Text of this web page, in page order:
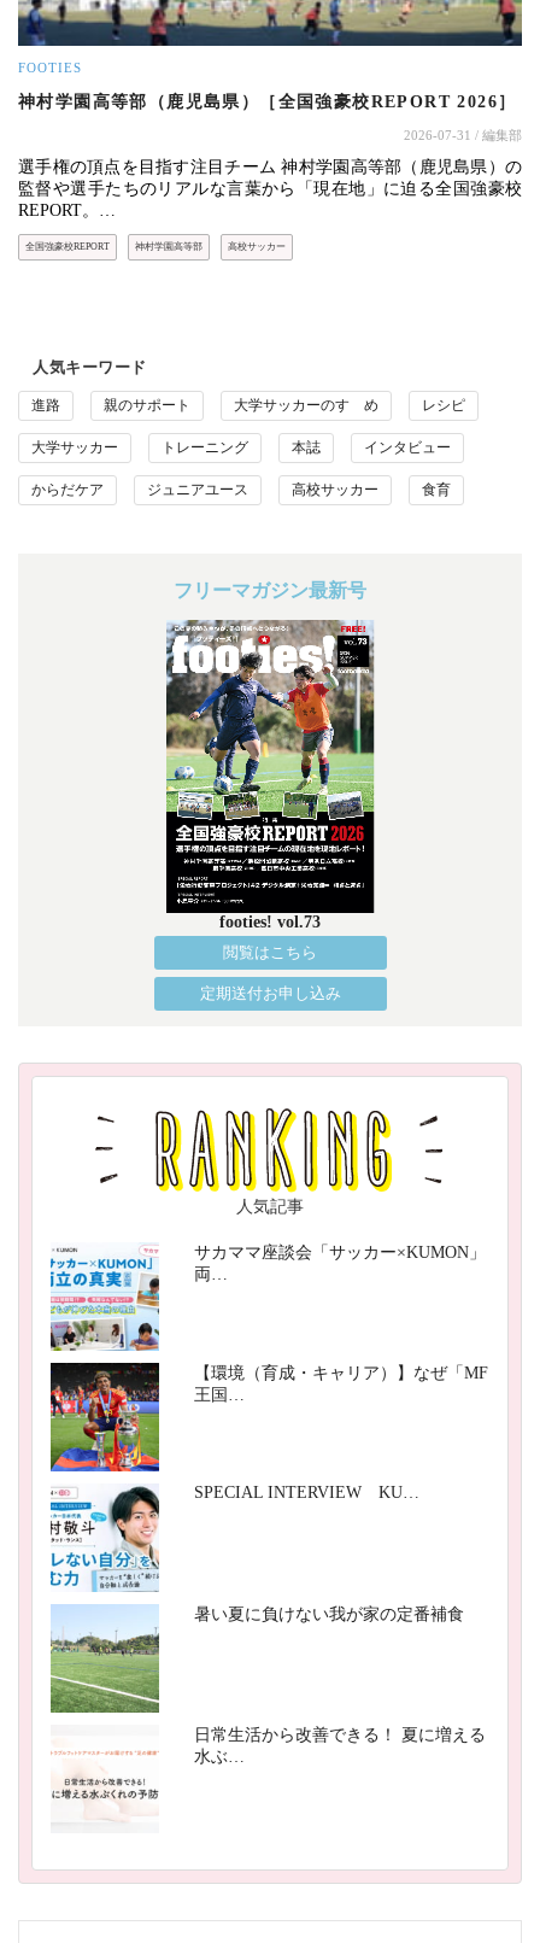
FOOTIES
神村学園高等部（鹿児島県）［全国強豪校REPORT 2026］
2026-07-31 / 編集部
選手権の頂点を目指す注目チーム 神村学園高等部（鹿児島県）の
監督や選手たちのリアルな言葉から「現在地」に迫る全国強豪校
REPORT。…
全国強豪校REPORT 神村学園高等部 高校サッカー
人気キーワード
進路 親のサポート 大学サッカーのすゝめ レシピ
大学サッカー トレーニング 本誌 インタビュー
からだケア ジュニアユース 高校サッカー 食育
フリーマガジン最新号
footies! vol.73
閲覧はこちら
定期送付お申し込み
人気記事
サカママ座談会「サッカー×KUMON」
両…
【環境（育成・キャリア）】なぜ「MF
王国…
SPECIAL INTERVIEW KU…
暑い夏に負けない我が家の定番補食
日常生活から改善できる！ 夏に増える
水ぶ…